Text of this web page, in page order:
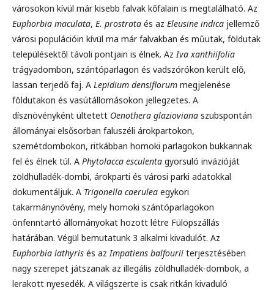
városokon kívül már kisebb falvak kőfalain is megtalálható. Az
Euphorbia maculata, E. prostrata és az Eleusine indica jellemző
városi populációin kívül ma már falvakban és műutak, földutak
településektől távoli pontjain is élnek. AzIva xanthiifolia
trágyadombon, szántóparlagon és vadszórókon került elő,
lassan terjedő faj. A Lepidium densiflorum megjelenése
földutakon és vasútállomásokon jellegzetes. A
dísznövényként ültetett Oenothera glazioviana szubspontán
állományai elsősorban faluszéli árokpartokon,
szemétdombokon, ritkábban homoki parlagokon bukkannak
fel és élnek túl. A Phytolacca esculenta gyorsuló invázióját
zöldhulladék-dombi, árokparti és városi parki adatokkal
dokumentáljuk. A Trigonella caerulea egykori
takarmánynövény, mely homoki szántóparlagokon
önfenntartó állományokat hozott létre Fülöpszállás
határában. Végül bemutatunk 3 alkalmi kivadulót. Az
Euphorbia lathyris és azImpatiens balfourii terjesztésében
nagy szerepet játszanak az illegális zöldhulladék-dombok, a
lerakott nyesedék. A világszerte is csak ritkán kivaduló